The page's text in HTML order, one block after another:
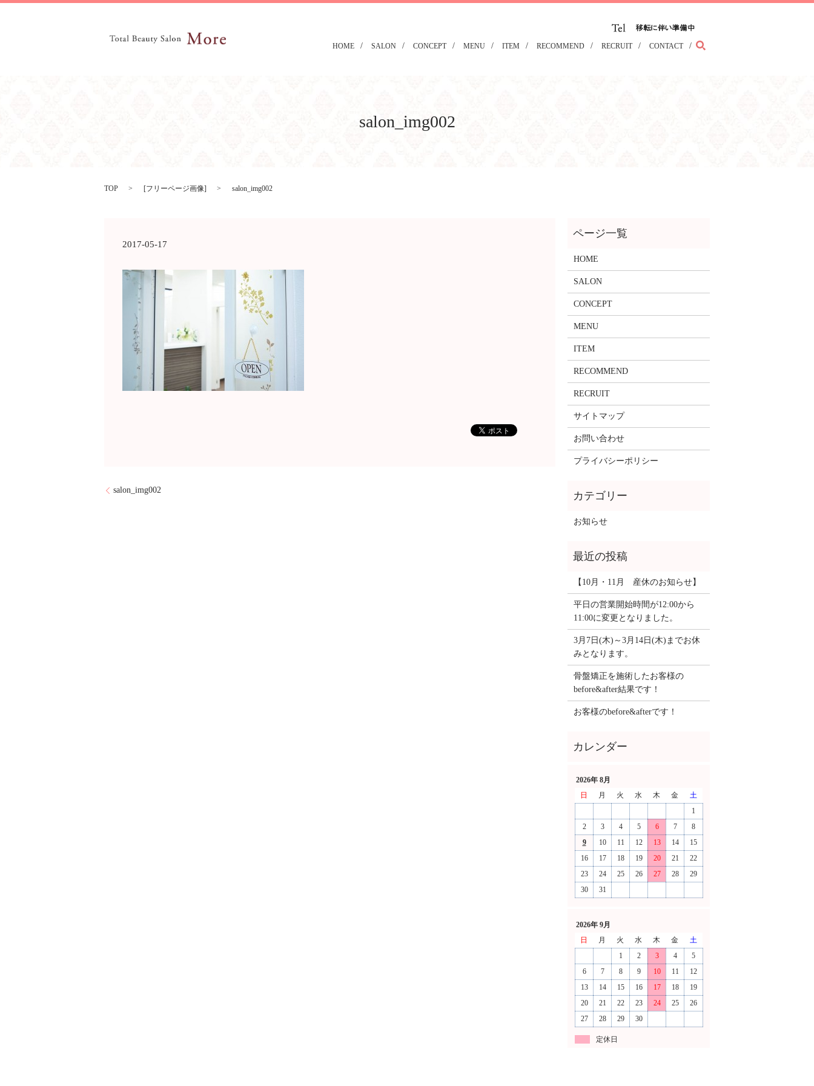
HOME SALON CONCEPT MENU ITEM RECOMMEND RECRUIT CONTACT
salon_img002
TOP [フリーページ画像] salon_img002
2017-05-17
salon_img002
HOME
SALON
CONCEPT
MENU
ITEM
RECOMMEND
RECRUIT
サイトマップ
お問い合わせ
プライバシーポリシー
お知らせ
【10月・11月 産休のお知らせ】
平日の営業開始時間が12:00から
11:00に変更となりました。
3月7日(木)～3月14日(木)までお休
みとなります。
骨盤矯正を施術したお客様の
before&after結果です！
お客様のbefore&afterです！
2026年 8月
日
月 火 水 木 金
土
1
2
3 4 5 6 7
8
9
10 11 12 13 14
15
16
17 18 19 20 21
22
23
24 25 26 27 28
29
30
31
2026年 9月
日
月 火 水 木 金
土
1
2 3 4
5
6
7 8 9 10 11
12
13
14 15 16 17 18
19
20
21 22 23 24 25
26
27
28 29 30
定休日